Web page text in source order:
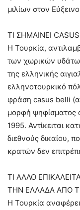
μιλίων στον
ΤΙ ΣΗΜΑΙΝΕΙ
Η Τουρκία,
των χωρικών
της ελληνικής
ελληνoτουρκικό
φράση casus belli
μορφή ψηφίσματος
1995. Αντίκειται
διεθνούς δικαίου,
κρατών δεν
ΤΙ ΑΛΛΟ
ΤΗΝ ΕΛΛΑΔΑ ΑΠΟ
Η Τουρκία αναφέρει